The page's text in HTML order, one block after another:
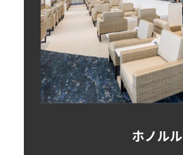
ホノルル